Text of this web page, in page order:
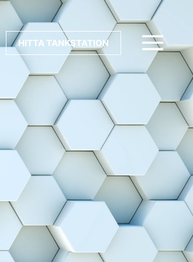
HITTA TANKSTATION